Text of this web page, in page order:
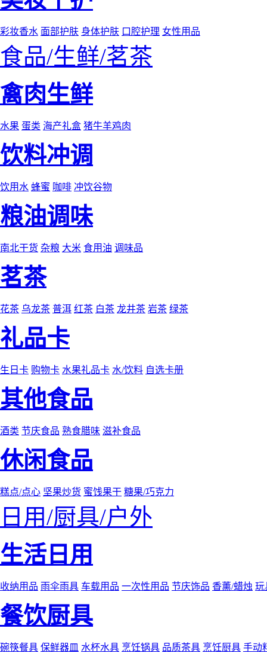
彩妆香水 面部护肤 身体护肤 口腔护理 女性用品
食品/生鲜/茗茶
禽肉生鲜
水果 蛋类 海产礼盒 猪牛羊鸡肉
饮料冲调
饮用水 蜂蜜 咖啡 冲饮谷物
粮油调味
南北干货 杂粮 大米 食用油 调味品
茗茶
花茶 乌龙茶 普洱 红茶 白茶 龙井茶 岩茶 绿茶
礼品卡
生日卡 购物卡 水果礼品卡 水/饮料 自选卡册
其他食品
酒类 节庆食品 熟食腊味 滋补食品
休闲食品
糕点/点心 坚果炒货 蜜饯果干 糖果/巧克力
日用/厨具/户外
生活日用
收纳用品 雨伞雨具 车载用品 一次性用品 节庆饰品 香薰/蜡烛 玩
餐饮厨具
碗筷餐具 保鲜器皿 水杯水具 烹饪锅具 品质茶具 烹饪厨具 手动